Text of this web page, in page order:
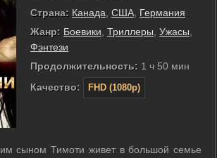
Страна: Канада США Германия
Жанр: Боевики Триллеры Ужасы
Фэнтези
Продолжительность: 1 ч 50 мин
Качество:
FHD (1080p)
сыном Тимоти живет в большой семье